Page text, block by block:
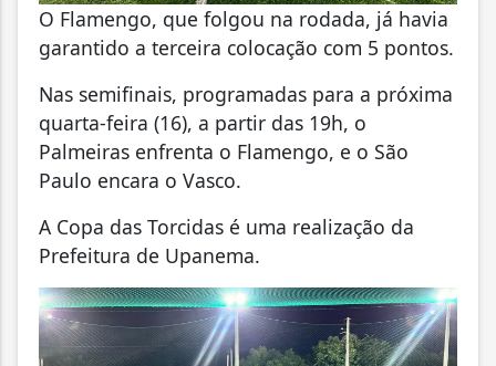
O Flamengo, que folgou na rodada, já havia
garantido a terceira colocação com 5 pontos.
Nas semifinais, programadas para a próxima
quarta-feira (16), a partir das 19h, o
Palmeiras enfrenta o Flamengo, e o São
Paulo encara o Vasco.
A Copa das Torcidas é uma realização da
Prefeitura de Upanema.